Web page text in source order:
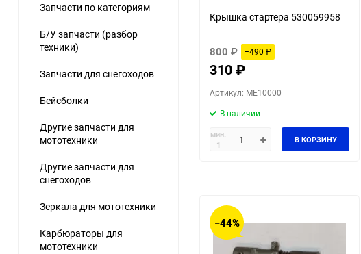
Запчасти по категориям
Б/У запчасти (разбор
техники)
Запчасти для снегоходов
Бейсболки
Другие запчасти для
мототехники
Другие запчасти для
снегоходов
Зеркала для мототехники
Карбюраторы для
мототехники
Крышка стартера 530059958
800 ₽ −490 ₽
310₽
Артикул: ME10000
В наличии
мин.
1
В КОРЗИНУ
−44%